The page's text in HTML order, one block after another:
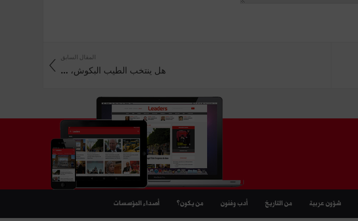
المقال السابق
هل ينتخب الطيب البكوش، ...
شؤون عربية من التاريخ أدب وفنون من يكون؟ أصداء المؤسسات